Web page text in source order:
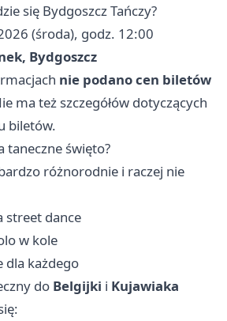
się Bydgoszcz Tańczy?
(środa), godz. 12:00
Bydgoszcz
nie podano cen biletów
ma też szczegółów dotyczących
biletów.
taneczne święto?
różnorodnie i raczej nie
street dance
w kole
dla każdego
do Belgijki i Kujawiaka